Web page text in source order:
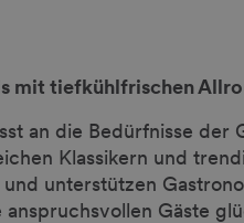
mit tiefkühlfrischen
an die Bedürfnisse der
Klassikern und
unterstützen
Gäste